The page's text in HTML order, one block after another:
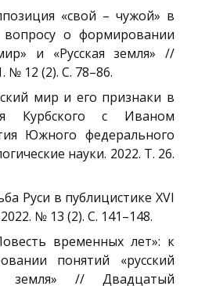
«свой – чужой» в
о формировании
и «Русская земля» //
№ 12 (2). С. 78–86.
мир и его признаки в
Курбского с Иваном
Южного федерального
науки. 2022. Т. 26.
Руси в публицистике XVI
№ 13 (2). С. 141–148.
временных лет»: к
понятий «русский
земля» // Двадцатый